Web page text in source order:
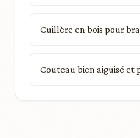
Cuillère en bois pour
Couteau bien aiguisé et